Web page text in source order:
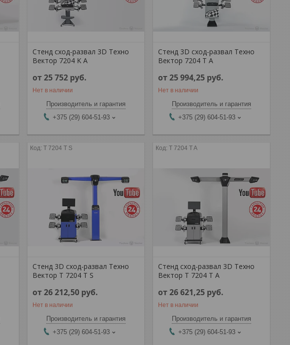
Стенд сход-развал 3D Техно
Вектор 7204 K A
от 25 752 руб.
Нет в наличии
Производитель и гарантия
+375 (29) 604-51-93
Стенд 3D сход-развал Техно
Вектор 7204 T A
от 25 994,25 руб.
Нет в наличии
Производитель и гарантия
+375 (29) 604-51-93
T 7204 T S
Стенд 3D сход-развал Техно
Вектор T 7204 T S
от 26 212,50 руб.
Нет в наличии
Производитель и гарантия
+375 (29) 604-51-93
T 7204 T A
Стенд сход-развал 3D Техно
Вектор T 7204 T A
от 26 621,25 руб.
Нет в наличии
Производитель и гарантия
+375 (29) 604-51-93